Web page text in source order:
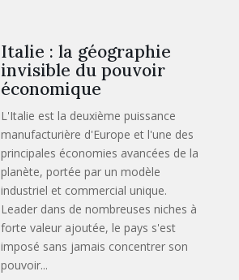
Italie : la géographie
invisible du pouvoir
économique
L'Italie est la deuxième puissance
manufacturière d'Europe et l'une des
principales économies avancées de la
planète, portée par un modèle
industriel et commercial unique.
Leader dans de nombreuses niches à
forte valeur ajoutée, le pays s'est
imposé sans jamais concentrer son
pouvoir...